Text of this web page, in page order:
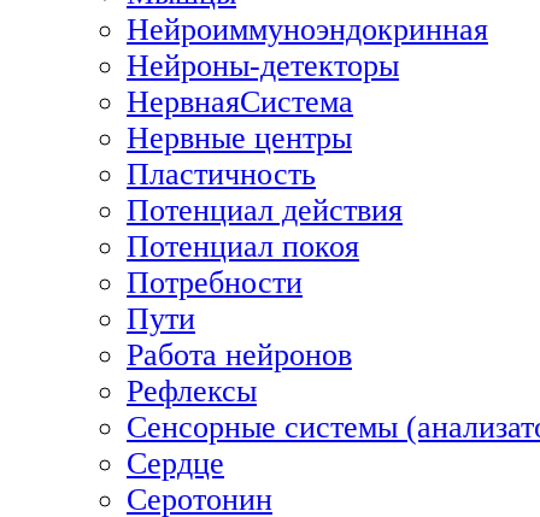
Нейроиммуноэндокринная
Нейроны-детекторы
НервнаяСистема
Нервные центры
Пластичность
Потенциал действия
Потенциал покоя
Потребности
Пути
Работа нейронов
Рефлексы
Сенсорные системы
Сердце
Серотонин